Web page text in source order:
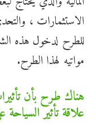
الاستثمارات ،
للطرح لدخول هذه
مواتيه لهذا الطرح.
هناك طرح بأن
علاقة تأثير